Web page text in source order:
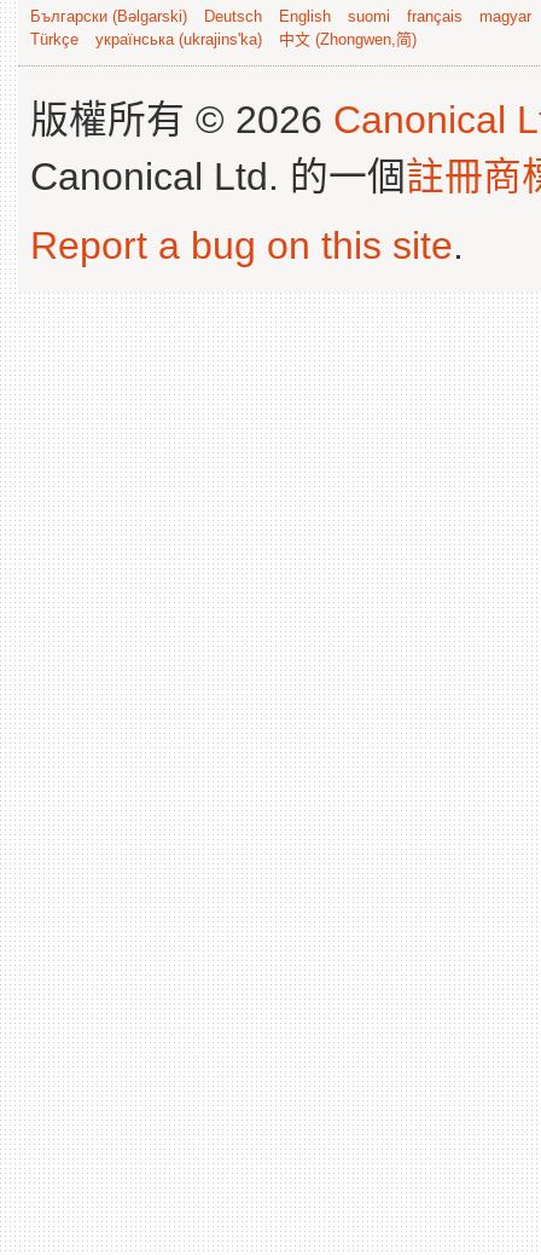
Български (Bəlgarski) Deutsch English suomi français
magyar
Türkçe
українська (ukrajins'ka) 中文 (Zhongwen,简)
版權所有 © 2026 Canonical
Canonical Ltd. 的一個註冊商
Report a bug on this site.